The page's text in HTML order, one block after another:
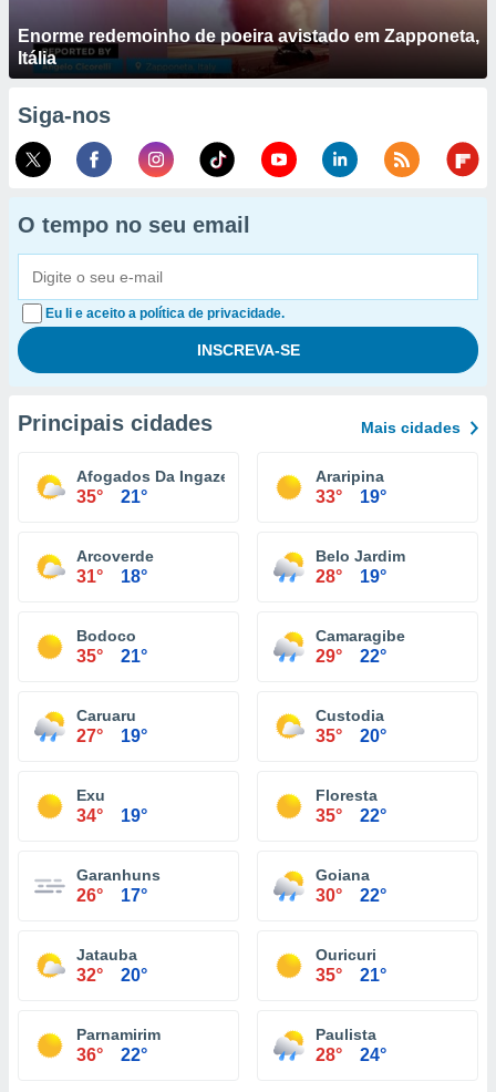
Enorme redemoinho de poeira avistado em Zapponeta,
Itália
Siga-nos
O tempo no seu email
Eu li e aceito a política de privacidade.
Principais cidades Mais cidades
Afogados Da Ingazeira
35° 21°
Araripina
33° 19°
Arcoverde
31° 18°
Belo Jardim
28° 19°
Bodoco
35° 21°
Camaragibe
29° 22°
Caruaru
27° 19°
Custodia
35° 20°
Exu
34° 19°
Floresta
35° 22°
Garanhuns
26° 17°
Goiana
30° 22°
Jatauba
32° 20°
Ouricuri
35° 21°
Parnamirim
36° 22°
Paulista
28° 24°